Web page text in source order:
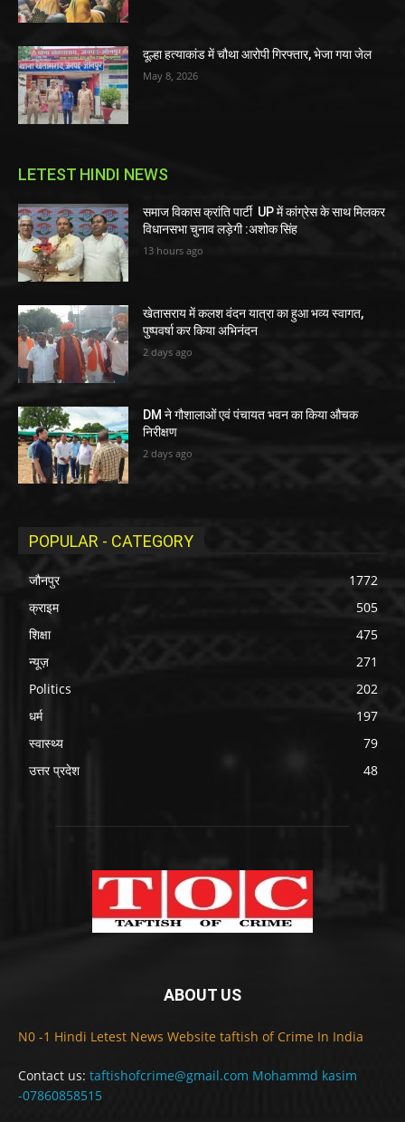
दूल्हा हत्याकांड में चौथा आरोपी गिरफ्तार, भेजा गया जेल
May 8, 2026
LETEST HINDI NEWS
समाज विकास क्रांति पार्टी UP में कांग्रेस के साथ मिलकर
विधानसभा चुनाव लड़ेगी :अशोक सिंह
13 hours ago
खेतासराय में कलश वंदन यात्रा का हुआ भव्य स्वागत,
पुष्पवर्षा कर किया अभिनंदन
2 days ago
DM ने गौशालाओं एवं पंचायत भवन का किया औचक
निरीक्षण
2 days ago
POPULAR - CATEGORY
जौनपुर
1772
क्राइम
505
शिक्षा
475
न्यूज़
271
Politics
202
धर्म
197
स्वास्थ्य
79
उत्तर प्रदेश
48
ABOUT US
N0 -1 Hindi Letest News Website taftish of Crime In India
Contact us: taftishofcrime@gmail.com Mohammd kasim
-07860858515